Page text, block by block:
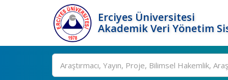
Erciyes Üniversitesi
Akademik Veri Yönetim
Ara